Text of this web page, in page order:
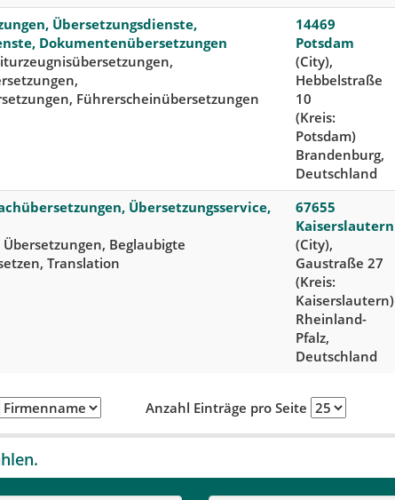
Übersetzungsdienste,
Dokumentenübersetzungen
Führerscheinübersetzungen
14469
Potsdam
(City),
Hebbelstraße
10
(Kreis:
Potsdam)
Brandenburg,
Deutschland
Übersetzungsservice,
Beglaubigte
Translation
67655
Kaiserslautern
(City),
Gaustraße 27
(Kreis:
Kaiserslautern)
Rheinland-
Pfalz,
Deutschland
Anzahl Einträge pro Seite